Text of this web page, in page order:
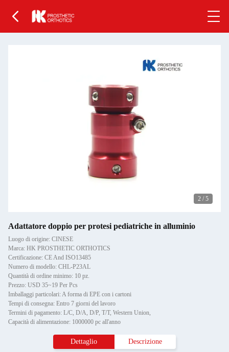
2 / 5
Adattatore doppio per protesi pediatriche in alluminio
Luogo di origine: CINESE
Marca: HK PROSTHETIC ORTHOTICS
Certificazione: CE And ISO13485
Numero di modello: CHL-P23AL
Quantità di ordine minimo: 10 pz.
Prezzo: USD 35~19 Per Pcs
Imballaggi particolari: A forma di EPE con i cartoni
Tempi di consegna: Entro 7 giorni del lavoro
Termini di pagamento: L/C, D/A, D/P, T/T, Western Union,
Capacità di alimentazione: 1000000 pc all'anno
Dettaglio Descrizione